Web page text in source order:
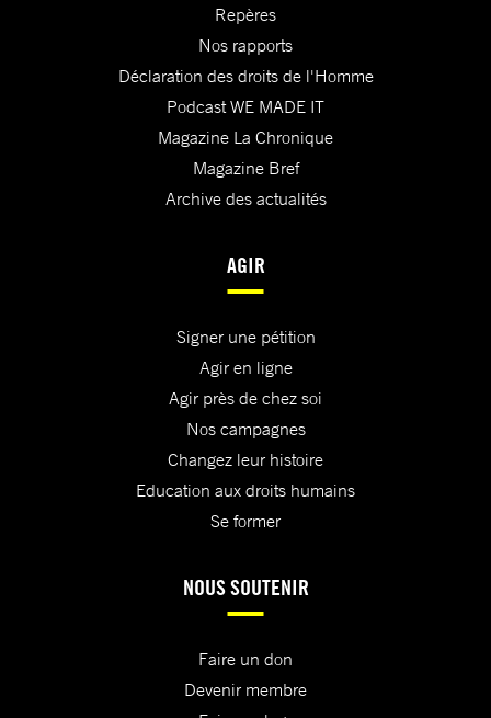
Repères
Nos rapports
Déclaration des droits de l'Homme
Podcast WE MADE IT
Magazine La Chronique
Magazine Bref
Archive des actualités
AGIR
Signer une pétition
Agir en ligne
Agir près de chez soi
Nos campagnes
Changez leur histoire
Education aux droits humains
Se former
NOUS SOUTENIR
Faire un don
Devenir membre